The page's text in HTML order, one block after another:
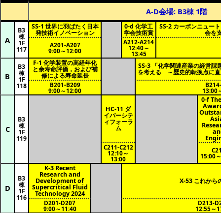
A-D会場: B3棟 1階
A
B3
棟
1F
117
SS-1 世界に羽ばたく日本
発技術イノベーション
0-d 化学工
学会技術賞
SS-2 カーボンニュー
会を
A201-A207
9:00～12:00
A212-A214
12:40～
13:45
B
B3
棟
1F
118
F-1 化学装置の高経年化
と余寿命評価，および補
修による寿命延長
SS-3 「化学関連産業の経営
を考える ～歴史的転換点に
B201-B209
9:00～12:00 13:00
C
B3
棟
1F
119
HC-11 ダ
イバーシテ
ィフォーラ
ム
0-f
C211-C212
12:10～
13:00 15:00
D
B3
棟
1F
116
K-3 Recent
Research and
Development of
Supercritical Fluid
Technology 2024
X-53 これから
D201-D207
9:00～11:40
D213-
12:55～